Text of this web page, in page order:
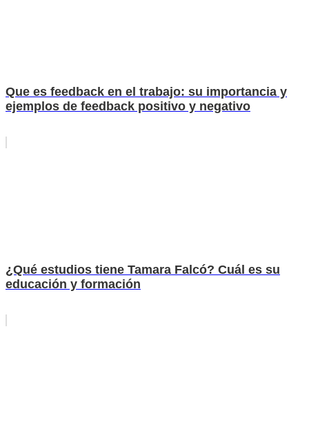
Que es feedback en el trabajo: su importancia y
ejemplos de feedback positivo y negativo
¿Qué estudios tiene Tamara Falcó? Cuál es su
educación y formación